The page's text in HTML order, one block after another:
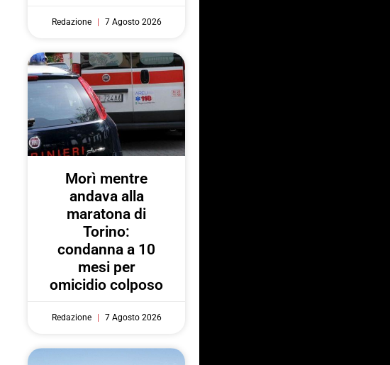
Redazione 7 Agosto 2026
Morì mentre
andava alla
maratona di
Torino:
condanna a 10
mesi per
omicidio colposo
Redazione 7 Agosto 2026